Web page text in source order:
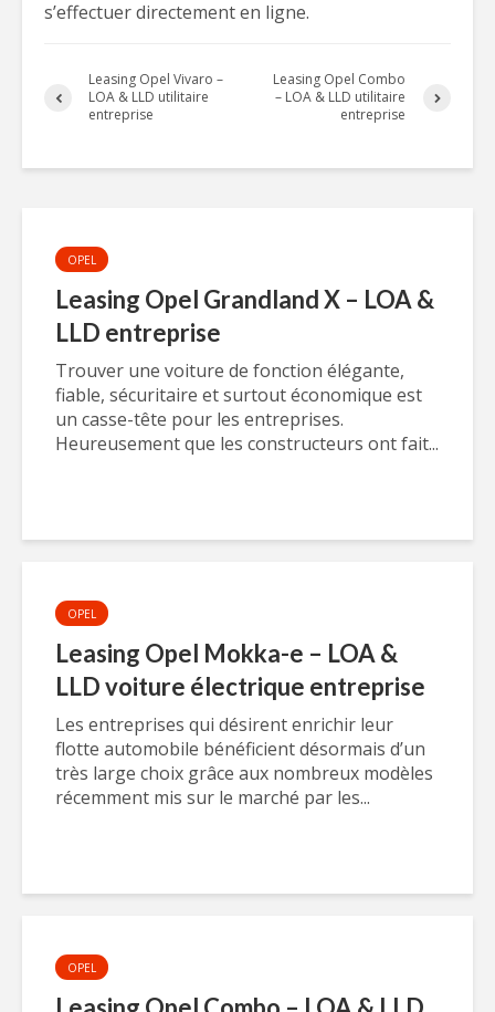
s’effectuer directement en ligne.
Leasing Opel Vivaro –
LOA & LLD utilitaire
entreprise
Leasing Opel Combo
– LOA & LLD utilitaire
entreprise
OPEL
Leasing Opel Grandland X – LOA &
LLD entreprise
Trouver une voiture de fonction élégante,
fiable, sécuritaire et surtout économique est
un casse-tête pour les entreprises.
Heureusement que les constructeurs ont fait...
OPEL
Leasing Opel Mokka-e – LOA &
LLD voiture électrique entreprise
Les entreprises qui désirent enrichir leur
flotte automobile bénéficient désormais d’un
très large choix grâce aux nombreux modèles
récemment mis sur le marché par les...
OPEL